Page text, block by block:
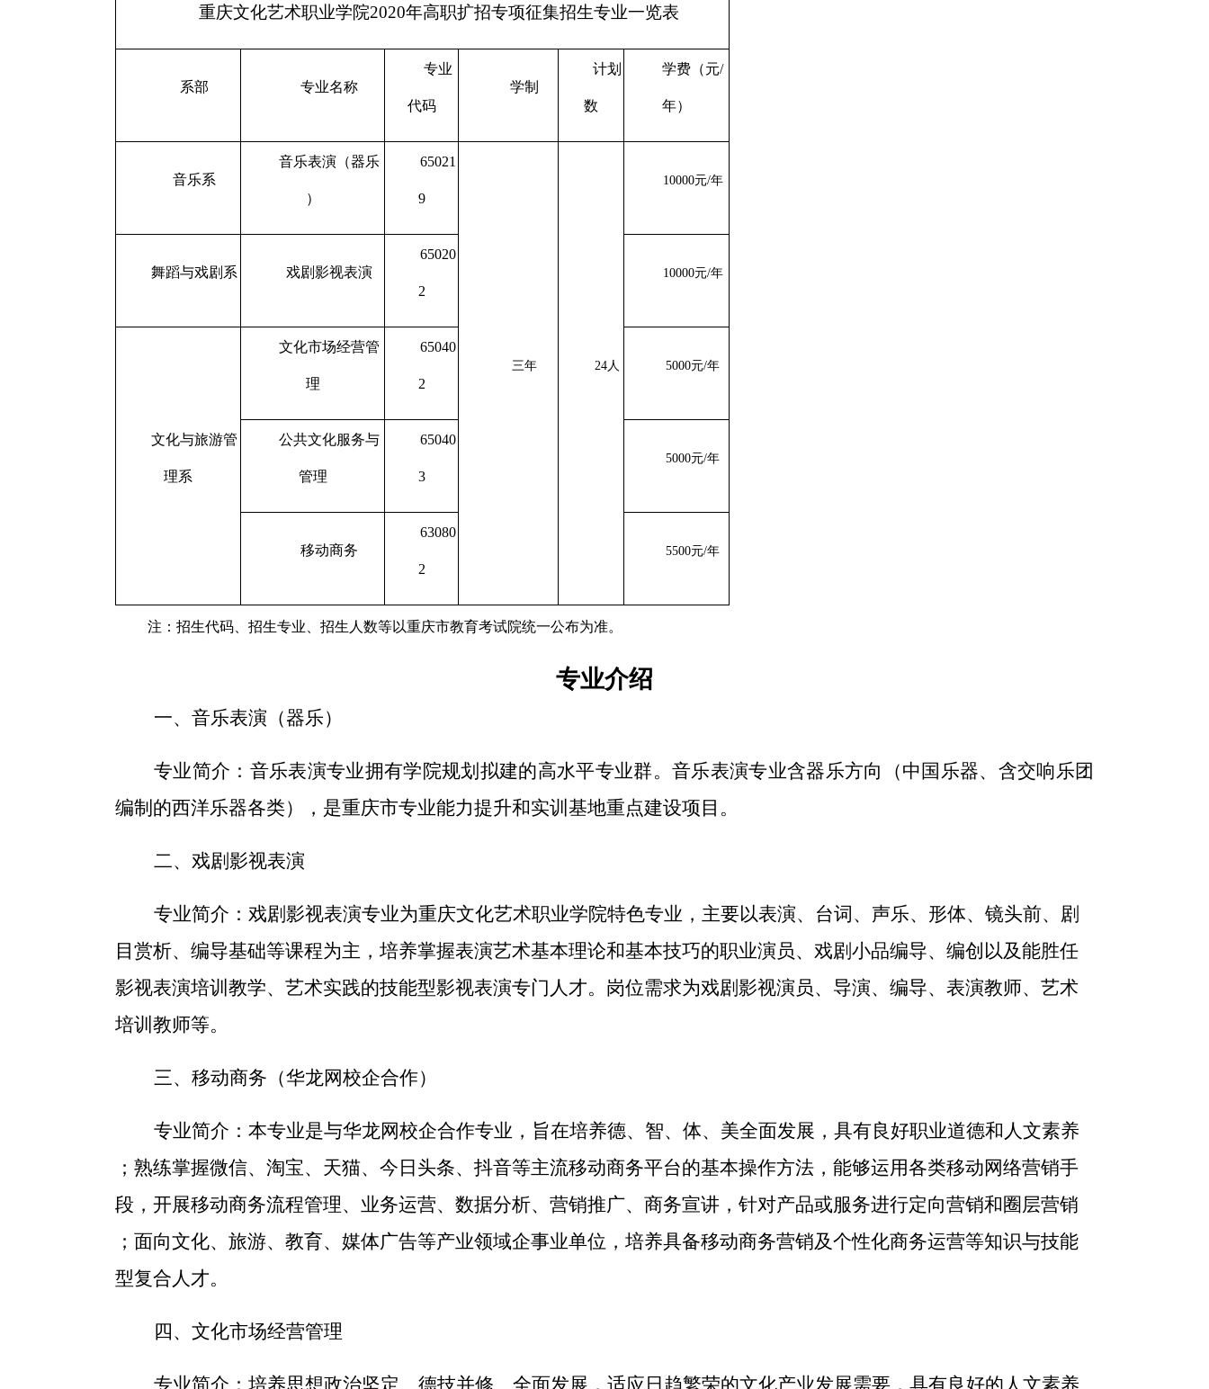
重庆文化艺术职业学院2020年高职扩招专项征集招生专业一览表
系部 专业名称
专业
代码
学制
计划
数
学费（元/
年）
音乐系
音乐表演（器乐
）
65021
9
三年 24人
10000元/年
舞蹈与戏剧系 戏剧影视表演
65020
2
10000元/年
文化与旅游管
理系
文化市场经营管
理
65040
2
5000元/年
公共文化服务与
管理
65040
3
5000元/年
移动商务
63080
2
5500元/年
注：招生代码、招生专业、招生人数等以重庆市教育考试院统一公布为准。
专业介绍
一、 音乐表演（器乐）
专业简介： 音乐表演专业拥有学院规划拟建的高水平专业群。音乐表演专业含器乐方向（中国乐器、含交响乐团
编制的西洋乐器各类），是重庆市专业能力提升和实训基地重点建设项目。
二、 戏剧影视表演
专业简介： 戏剧影视表演专业为重庆文化艺术职业学院特色专业，主要以表演、台词、声乐、形体、镜头前、剧
目赏析、编导基础等课程为主，培养掌握表演艺术基本理论和基本技巧的职业演员、戏剧小品编导、编创以及能胜任
影视表演培训教学、艺术实践的技能型影视表演专门人才。岗位需求为戏剧影视演员、导演、编导、表演教师、艺术
培训教师等。
三、移动商务（华龙网校企合作）
专业简介： 本专业是与华龙网校企合作专业，旨在培养德、智、体、美全面发展，具有良好职业道德和人文素养
；熟练掌握微信、淘宝、天猫、今日头条、抖音等主流移动商务平台的基本操作方法，能够运用各类移动网络营销手
段，开展移动商务流程管理、业务运营、数据分析、营销推广、商务宣讲，针对产品或服务进行定向营销和圈层营销
；面向文化、旅游、教育、媒体广告等产业领域企事业单位，培养具备移动商务营销及个性化商务运营等知识与技能
型复合人才。
四、文化市场经营管理
专业简介： 培养思想政治坚定、德技并修、全面发展，适应日趋繁荣的文化产业发展需要，具有良好的人文素养